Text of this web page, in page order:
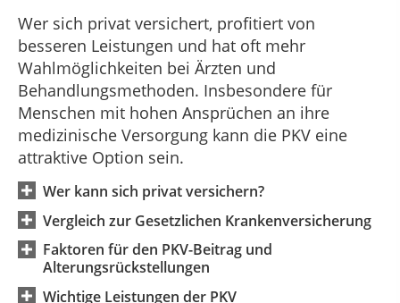
Wer sich privat versichert, profitiert von
besseren Leistungen und hat oft mehr
Wahlmöglichkeiten bei Ärzten und
Behandlungsmethoden. Insbesondere für
Menschen mit hohen Ansprüchen an ihre
medizinische Versorgung kann die PKV eine
attraktive Option sein.
Wer kann sich privat versichern?
Vergleich zur Gesetzlichen Krankenversicherung
Faktoren für den PKV-Beitrag und
Alterungsrückstellungen
Wichtige Leistungen der PKV